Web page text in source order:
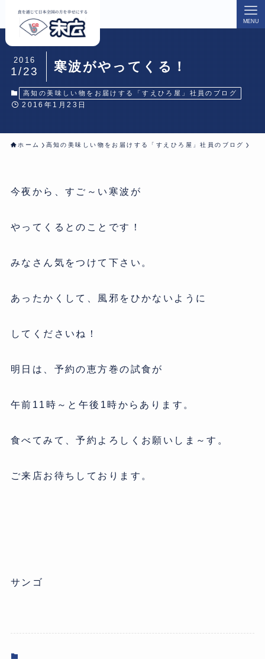
MENU
寒波がやってくる！
2016
1/23
高知の美味しい物をお届けする「すえひろ屋」社員のブログ
2016年1月23日
ホーム 高知の美味しい物をお届けする「すえひろ屋」社員のブログ
今夜から、すご～い寒波が
やってくるとのことです！
みなさん気をつけて下さい。
あったかくして、風邪をひかないように
してくださいね！
明日は、予約の恵方巻の試食が
午前11時～と午後1時からあります。
食べてみて、予約よろしくお願いしま～す。
ご来店お待ちしております。
サンゴ